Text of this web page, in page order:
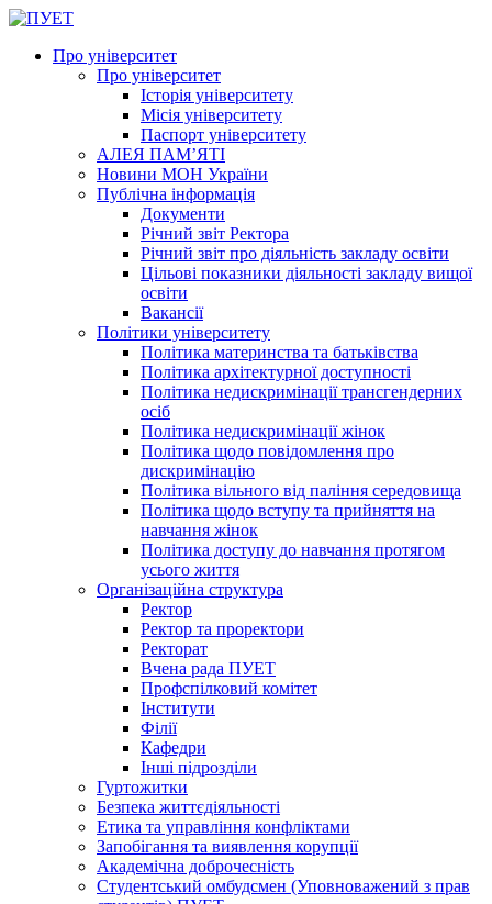
Про університет
Про університет
Історія університету
Місія університету
Паспорт університету
АЛЕЯ ПАМ’ЯТІ
Новини МОН України
Публічна інформація
Документи
Річний звіт Ректора
Річний звіт про діяльність закладу освіти
Цільові показники діяльності закладу вищої
освіти
Вакансії
Політики університету
Політика материнства та батьківства
Політика архітектурної доступності
Політика недискримінації трансгендерних
осіб
Політика недискримінації жінок
Політика щодо повідомлення про
дискримінацію
Політика вільного від паління середовища
Політика щодо вступу та прийняття на
навчання жінок
Політика доступу до навчання протягом
усього життя
Організаційна структура
Ректор
Ректор та проректори
Ректорат
Вчена рада ПУЕТ
Профспілковий комітет
Інститути
Філії
Кафедри
Інші підрозділи
Гуртожитки
Безпека життєдіяльності
Етика та управління конфліктами
Запобігання та виявлення корупції
Академічна доброчесність
Студентський омбудсмен (Уповноважений з прав